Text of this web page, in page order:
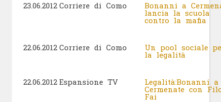
23.06.2012 Corriere di Como Bonanni a
lancia la scuola
contro la mafia
22.06.2012 Corriere di Como Un pool sociale
la legalità
22.06.2012 Espansione TV Legalità:Bonanni a
Cermenate con
Fai